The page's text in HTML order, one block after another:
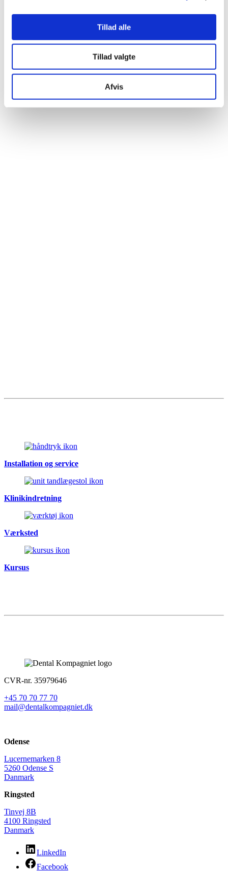
Tillad alle
Tillad valgte
Afvis
Dürr VistaScan Mini Easy 2.0 scanner
Log ind for at se priser
Installation og service
Klinikindretning
Værksted
Kursus
CVR-nr. 35979646
+45 70 70 77 70
mail@dentalkompagniet.dk
Odense
Lucernemarken 8
5260 Odense S
Danmark
Ringsted
Tinvej 8B
4100 Ringsted
Danmark
LinkedIn
Facebook